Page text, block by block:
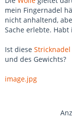
mein Fingernadel
nicht anhaltend,
Sache erlebte.
Ist diese Stricknadel
und des Gewichts?
image.jpg